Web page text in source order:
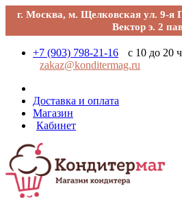
г. Москва, м. Щелковская ул. 9-я
Вектор э. 2
+7 (903) 798-21-16
с 10 до 20
zakaz@konditermag.ru
Доставка и оплата
Магазин
Кабинет